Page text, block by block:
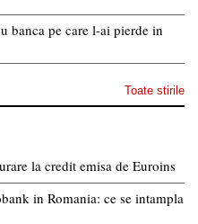
banca pe care l-ai pierde in
Toate stirile
la credit emisa de Euroins
in Romania: ce se intampla